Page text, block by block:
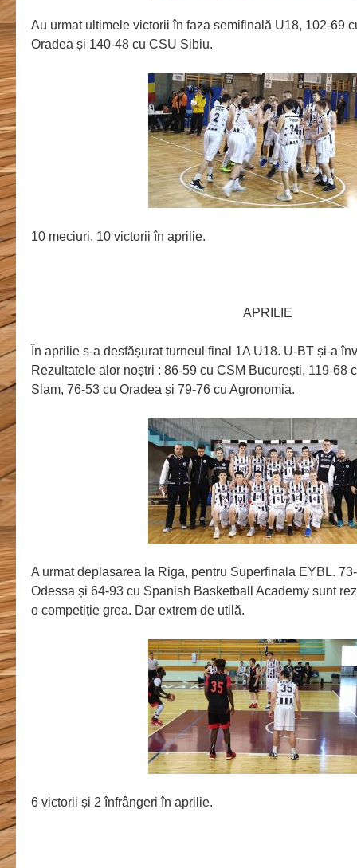
Au urmat ultimele victorii în faza semifinală U18, 102-69
Oradea și 140-48 cu CSU Sibiu.
10 meciuri, 10 victorii în aprilie.
APRILIE
În aprilie s-a desfășurat turneul final 1A U18. U-BT și-a
Rezultatele alor noștri : 86-59 cu CSM București, 119-68
Slam, 76-53 cu Oradea și 79-76 cu Agronomia.
A urmat deplasarea la Riga, pentru Superfinala EYBL.
Odessa și 64-93 cu Spanish Basketball Academy sunt
o competiție grea. Dar extrem de utilă.
6 victorii și 2 înfrângeri în aprilie.